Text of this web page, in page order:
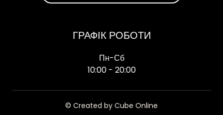
ГРАФІК РОБОТИ
Пн-Сб
10:00 - 20:00
© Created by Cube Online